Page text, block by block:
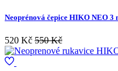
Neoprénová čepice HIKO NEO 3
520 Kč 550 Kč